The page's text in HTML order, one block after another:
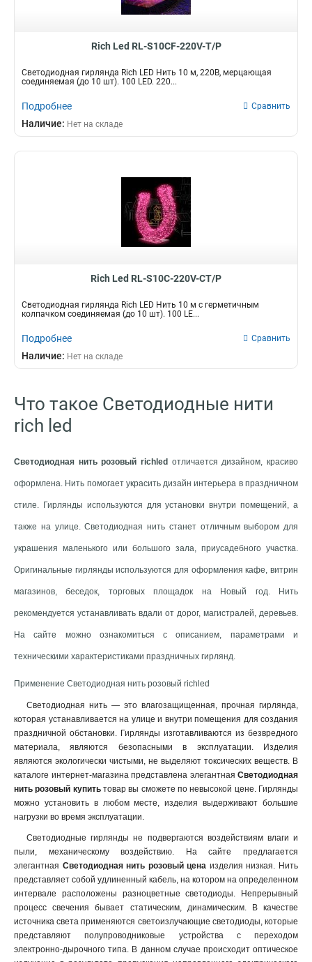
Rich Led RL-S10CF-220V-T/P
Светодиодная гирлянда Rich LED Нить 10 м, 220В, мерцающая
соединяемая (до 10 шт). 100 LED. 220...
Подробнее Сравнить
Наличие: Нет на складе
Rich Led RL-S10C-220V-CT/P
Светодиодная гирлянда Rich LED Нить 10 м с герметичным
колпачком соединяемая (до 10 шт). 100 LE...
Подробнее Сравнить
Наличие: Нет на складе
Что такое Светодиодные нити
rich led
Светодиодная нить розовый richled отличается дизайном, красиво
оформлена. Нить помогает украсить дизайн интерьера в праздничном
стиле. Гирлянды используются для установки внутри помещений, а
также на улице. Светодиодная нить станет отличным выбором для
украшения маленького или большого зала, приусадебного участка.
Оригинальные гирлянды используются для оформления кафе, витрин
магазинов, беседок, торговых площадок на Новый год. Нить
рекомендуется устанавливать вдали от дорог, магистралей, деревьев.
На сайте можно ознакомиться с описанием, параметрами и
техническими характеристиками праздничных гирлянд.
Применение Светодиодная нить розовый richled
Светодиодная нить — это влагозащищенная, прочная гирлянда,
которая устанавливается на улице и внутри помещения для создания
праздничной обстановки. Гирлянды изготавливаются из безвредного
материала, являются безопасными в эксплуатации. Изделия
являются экологически чистыми, не выделяют токсических веществ. В
каталоге интернет-магазина представлена элегантная Светодиодная
нить розовый купитьтовар вы сможете по невысокой цене. Гирлянды
можно установить в любом месте, изделия выдерживают большие
нагрузки во время эксплуатации.
Светодиодные гирлянды не подвергаются воздействиям влаги и
пыли, механическому воздействию. На сайте предлагается
элегантная Светодиодная нить розовый цена изделия низкая. Нить
представляет собой удлиненный кабель, на котором на определенном
интервале расположены разноцветные светодиоды. Непрерывный
процесс свечения бывает статическим, динамическим. В качестве
источника света применяются светоизлучающие светодиоды, которые
представляют полупроводниковые устройства с переходом
электронно-дырочного типа. В данном случае происходит оптическое